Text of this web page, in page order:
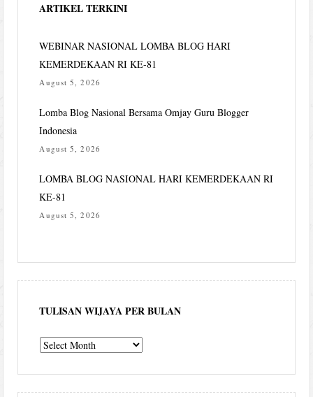
ARTIKEL TERKINI
WEBINAR NASIONAL LOMBA BLOG HARI
KEMERDEKAAN RI KE-81
August 5, 2026
Lomba Blog Nasional Bersama Omjay Guru Blogger
Indonesia
August 5, 2026
LOMBA BLOG NASIONAL HARI KEMERDEKAAN RI
KE-81
August 5, 2026
TULISAN WIJAYA PER BULAN
Tulisan
per